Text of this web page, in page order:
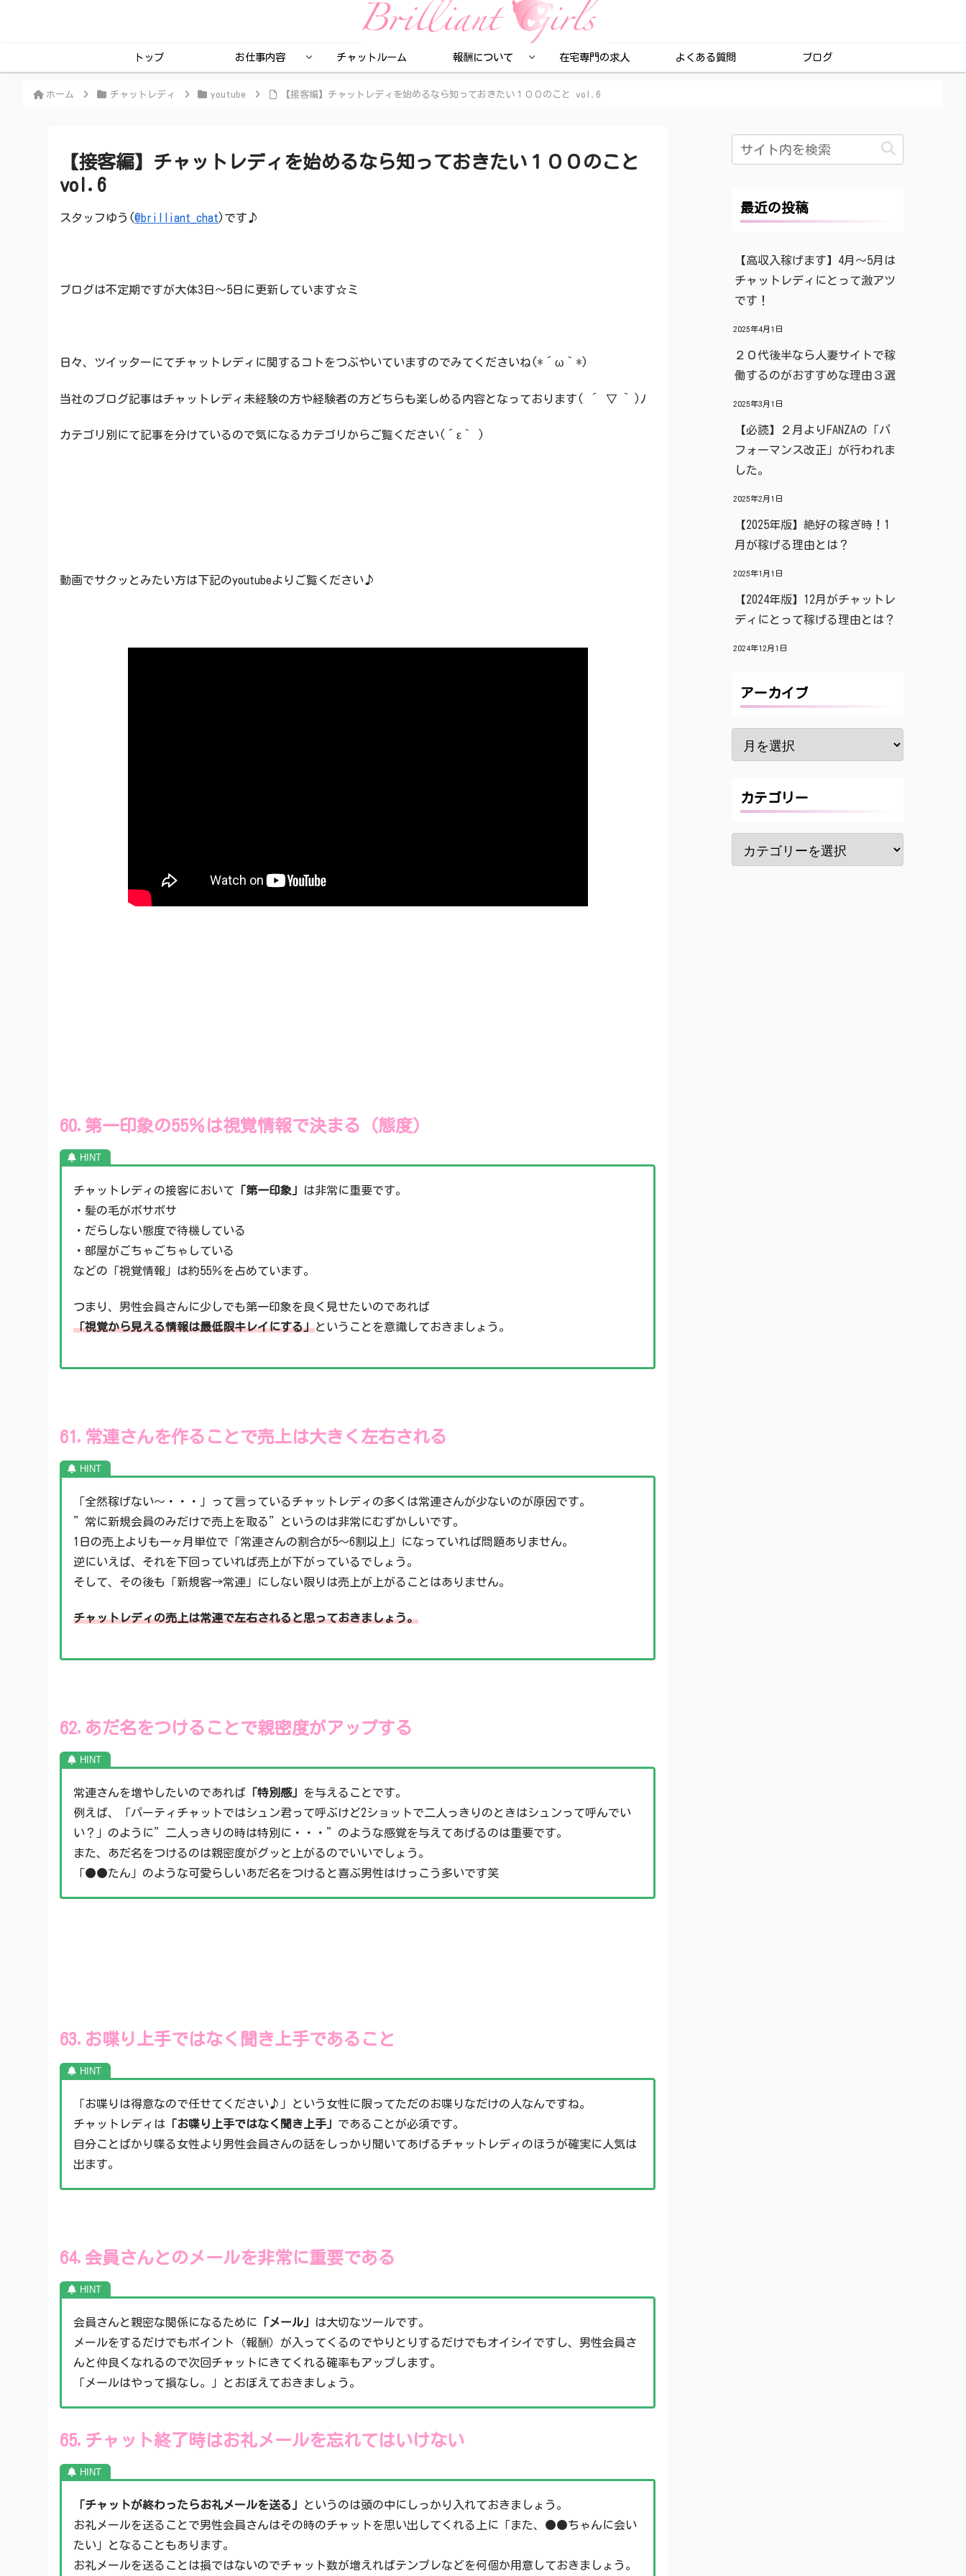
トップ お仕事内容 チャットルーム 報酬について 在宅専門の求人 よくある質問 ブログ
ホーム チャットレディ youtube 【接客編】チャットレディを始めるなら知っておきたい１００のこと vol.6
【接客編】チャットレディを始めるなら知っておきたい１００のこと
vol.6
スタッフゆう(@brilliant_chat)です♪
ブログは不定期ですが大体3日～5日に更新しています☆ミ
日々、ツイッターにてチャットレディに関するコトをつぶやいていますのでみてくださいね(*´ω｀*)
当社のブログ記事はチャットレディ未経験の方や経験者の方どちらも楽しめる内容となっております( ´ ▽ ` )ﾉ
カテゴリ別にて記事を分けているので気になるカテゴリからご覧ください(´ε｀ )
動画でサクッとみたい方は下記のyoutubeよりご覧ください♪
60.第一印象の55％は視覚情報で決まる（態度）
チャットレディの接客において 「第一印象」
は非常に重要です。
・髪の毛がボサボサ
・だらしない態度で待機している
・部屋がごちゃごちゃしている
などの「視覚情報」は約55％を占めています。
つまり、男性会員さんに少しでも第一印象を良く見せたいのであれば
「視覚から見える情報は最低限キレイにする」ということを意識しておきましょう。
61.常連さんを作ることで売上は大きく左右される
「全然稼げない～・・・」って言っているチャットレディの多くは常連さんが少ないのが原因です。
”常に新規会員のみだけで売上を取る”というのは非常にむずかしいです。
1日の売上よりも一ヶ月単位で「常連さんの割合が5～6割以上」になっていれば問題ありません。
逆にいえば、それを下回っていれば売上が下がっているでしょう。
そして、その後も「新規客→常連」にしない限りは売上が上がることはありません。
チャットレディの売上は常連で左右されると思っておきましょう。
62.あだ名をつけることで親密度がアップする
常連さんを増やしたいのであれば 「特別感」 を与えることです。
例えば、「パーティチャットではシュン君って呼ぶけど2ショットで二人っきりのときはシュンって呼んでい
い？」のように”二人っきりの時は特別に・・・”のような感覚を与えてあげるのは重要です。
また、あだ名をつけるのは親密度がグッと上がるのでいいでしょう。
「●●たん」のような可愛らしいあだ名をつけると喜ぶ男性はけっこう多いです笑
63.お喋り上手ではなく聞き上手であること
「お喋りは得意なので任せてください♪」という女性に限ってただのお喋りなだけの人なんですね。
チャットレディは 「お喋り上手ではなく聞き上手」 であることが必須です。
自分ことばかり喋る女性より男性会員さんの話をしっかり聞いてあげるチャットレディのほうが確実に人気は
出ます。
64.会員さんとのメールを非常に重要である
会員さんと親密な関係になるために 「メール」
は大切なツールです。
メールをするだけでもポイント（報酬）が入ってくるのでやりとりするだけでもオイシイですし、男性会員さ
んと仲良くなれるので次回チャットにきてくれる確率もアップします。
「メールはやって損なし。」とおぼえておきましょう。
65.チャット終了時はお礼メールを忘れてはいけない
「チャットが終わったらお礼メールを送る」
というのは頭の中にしっかり入れておきましょう。
お礼メールを送ることで男性会員さんはその時のチャットを思い出してくれる上に「また、●●ちゃんに会い
たい」となることもあります。
お礼メールを送ることは損ではないのでチャット数が増えればテンプレなどを何個か用意しておきましょう。
最近の投稿
【高収入稼げます】4月〜5月は
チャットレディにとって激アツ
です！
2025年4月1日
２０代後半なら人妻サイトで稼
働するのがおすすめな理由３選
2025年3月1日
【必読】２月よりFANZAの「パ
フォーマンス改正」が行われま
した。
2025年2月1日
【2025年版】絶好の稼ぎ時！1
月が稼げる理由とは？
2025年1月1日
【2024年版】12月がチャットレ
ディにとって稼げる理由とは？
2024年12月1日
アーカイブ
カテゴリー